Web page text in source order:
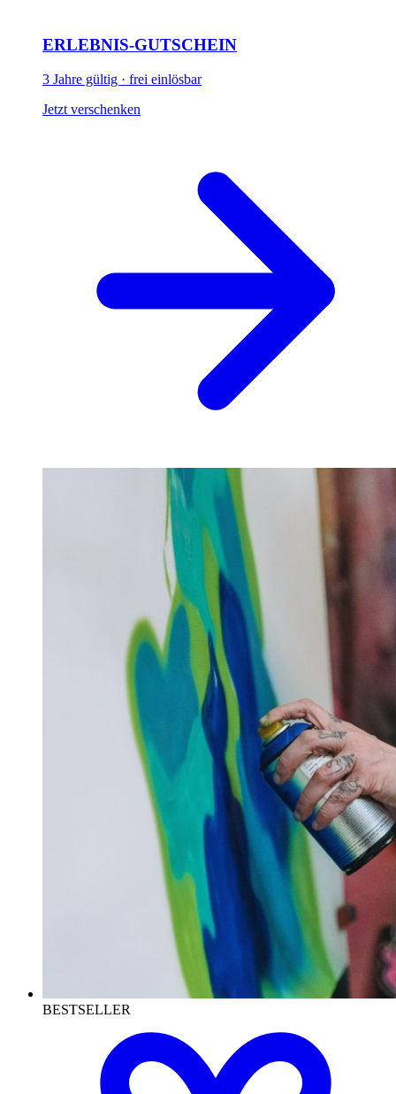
ERLEBNIS-GUTSCHEIN
3 Jahre gültig · frei einlösbar
Jetzt verschenken
BESTSELLER